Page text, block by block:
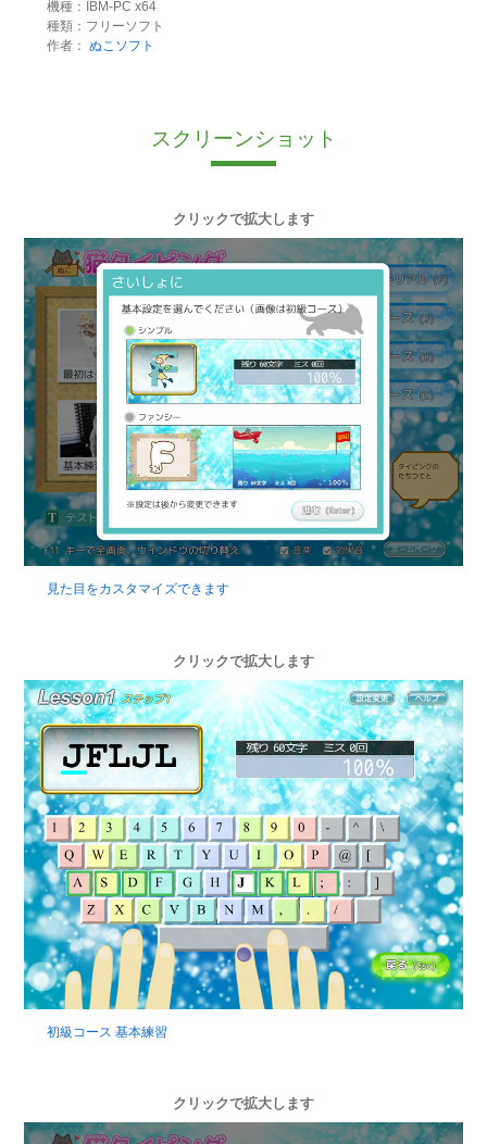
機種：IBM-PC x64
種類：フリーソフト
作者： ぬこソフト
スクリーンショット
クリックで拡大します
見た目をカスタマイズできます
クリックで拡大します
初級コース 基本練習
クリックで拡大します